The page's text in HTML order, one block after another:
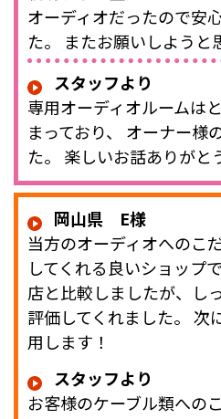
オーディオだったので安
た。 またお願いしようと
スタッフより
専用オーディオルームは
まっており、 オーナー様
た。 楽しいお話ありがと
岡山県 E様
当方のオーディオへのこ
してくれる良いショップ
店と比較しましたが、し
評価してくれました。 次
用します！
スタッフより
お客様のケーブル類への